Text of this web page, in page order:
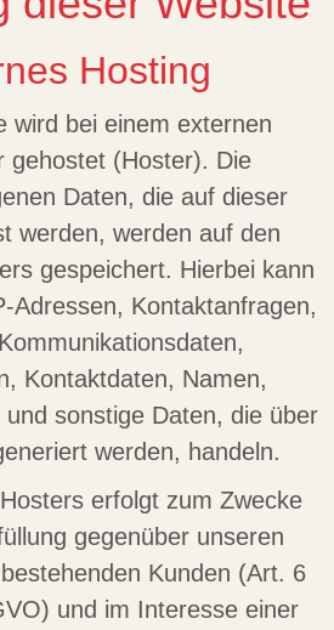
Hosting
wird bei einem externen
gehostet (Hoster). Die
Daten, die auf dieser
werden, werden auf den
gespeichert. Hierbei kann
Adressen, Kontaktanfragen,
Kontaktdaten, Namen,
sonstige Daten, die über
werden, handeln.
erfolgt zum Zwecke
gegenüber unseren
Kunden (Art. 6
und im Interesse einer